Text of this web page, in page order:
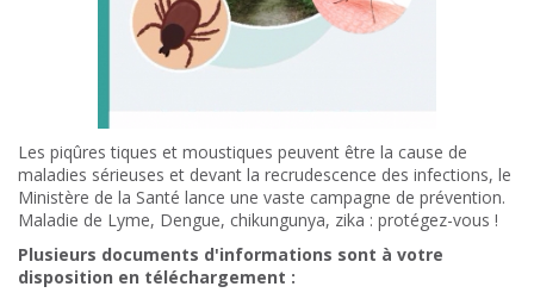
Les piqûres tiques et moustiques peuvent être la cause de
maladies sérieuses et devant la recrudescence des infections, le
Ministère de la Santé lance une vaste campagne de prévention.
Maladie de Lyme, Dengue, chikungunya, zika : protégez-vous !
Plusieurs documents d'informations sont à votre
disposition en téléchargement :